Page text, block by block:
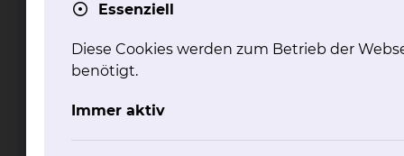
Fax: +49 531 595 4431
Essenziell
Diese Cookies werden zum Betrieb der
benötigt.
Immer aktiv